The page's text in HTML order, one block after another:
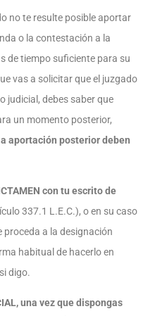
no te resulte posible aportar
o la contestación a la
de tiempo suficiente para su
vas a solicitar que el juzgado
judicial, debes saber que
un momento posterior,
aportación posterior deben
con tu escrito de
337.1 L.E.C.), o en su caso
proceda a la designación
habitual de hacerlo en
digo.
una vez que dispongas